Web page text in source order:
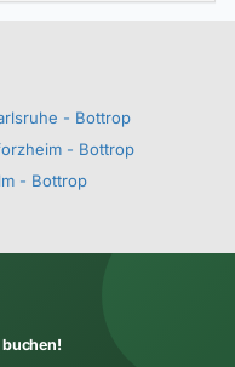
- Bottrop
- Bottrop
- Bottrop